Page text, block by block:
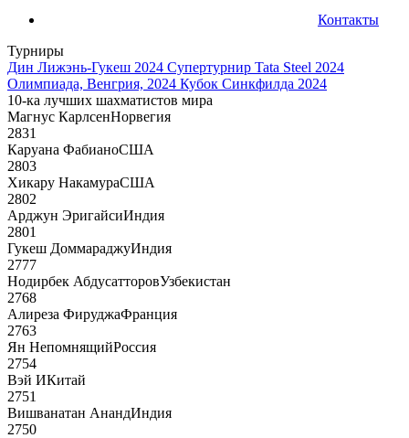
Контакты
Турниры
Дин Лижэнь-Гукеш 2024 Супертурнир Tata Steel 2024
Олимпиада, Венгрия, 2024 Кубок Синкфилда 2024
10-ка лучших шахматистов мира
Магнус КарлсенНорвегия
2831
Каруана ФабианоСША
2803
Хикару НакамураСША
2802
Арджун ЭригайсиИндия
2801
Гукеш ДоммараджуИндия
2777
Нодирбек АбдусатторовУзбекистан
2768
Алиреза ФируджаФранция
2763
Ян НепомнящийРоссия
2754
Вэй ИКитай
2751
Вишванатан АнандИндия
2750